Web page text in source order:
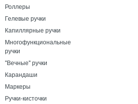
Роллеры
Гелевые ручки
Капиллярные ручки
Многофункциональные
ручки
"Вечные" ручки
Карандаши
Маркеры
Ручки-кисточки